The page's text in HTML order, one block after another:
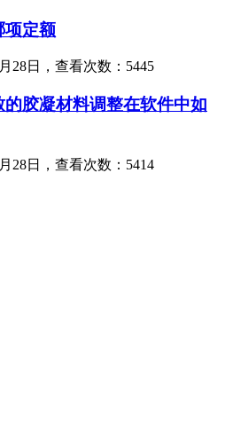
项定额
28日，查看次数：5445
的胶凝材料调整在软件中如
28日，查看次数：5414